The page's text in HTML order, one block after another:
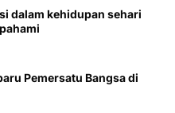
dalam kehidupan sehari
Pemersatu Bangsa di